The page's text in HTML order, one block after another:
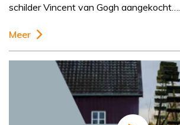
schilder Vincent van Gogh aangekocht….
Meer